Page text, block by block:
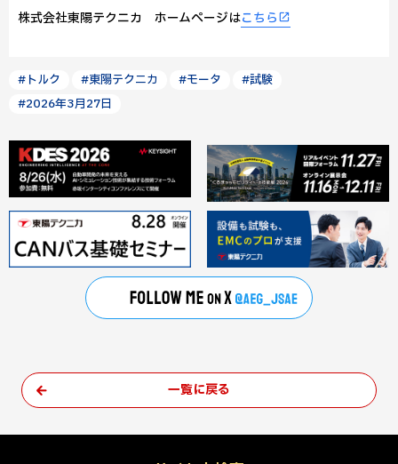
株式会社東陽テクニカ ホームページはこちら
#トルク #東陽テクニカ #モータ
#試験
#2026年3月27日
一覧に戻る